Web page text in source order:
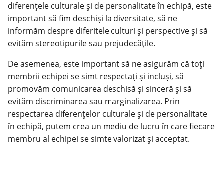
diferențele culturale și de personalitate în echipă, este
important să fim deschiși la diversitate, să ne
informăm despre diferitele culturi și perspective și să
evităm stereotipurile sau prejudecățile.
De asemenea, este important să ne asigurăm că toți
membrii echipei se simt respectați și incluși, să
promovăm comunicarea deschisă și sinceră și să
evităm discriminarea sau marginalizarea. Prin
respectarea diferențelor culturale și de personalitate
în echipă, putem crea un mediu de lucru în care fiecare
membru al echipei se simte valorizat și acceptat.